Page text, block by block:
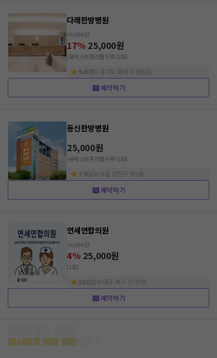
다래한방병원
30,000원
17% 25,000원
(유박스비프리필드주/1회)
9.8(3) 경기도 화성시 향남읍
예약하기
동신한방병원
25,000원
(유박스비프리필드주/1회)
7.9(1) 서울 양천구 목1동
예약하기
연세연합의원
26,000원
4% 25,000원
(1회)
10.0(1) 대구 북구 산격1동
예약하기
의사에게 바로 질문